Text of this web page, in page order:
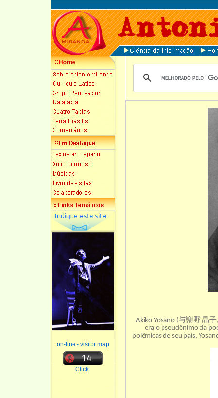
on-line - visitor map
Click
Akiko Yosano (与謝野 晶子
era o pseudônimo da
polêmicas de seu país,